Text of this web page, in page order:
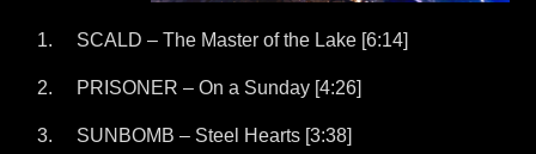
SCALD – The Master of the Lake [6:14]
PRISONER – On a Sunday [4:26]
SUNBOMB – Steel Hearts [3:38]